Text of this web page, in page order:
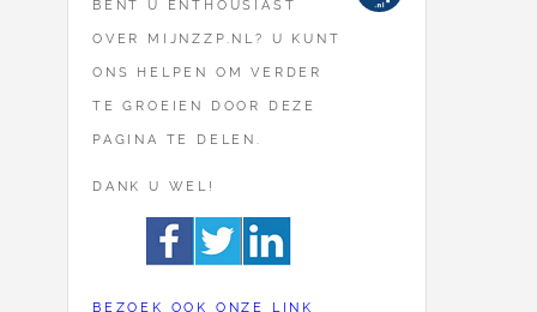
BENT U ENTHOUSIAST
OVER MIJNZZP.NL? U KUNT
ONS HELPEN OM VERDER
TE GROEIEN DOOR DEZE
PAGINA TE DELEN.
DANK U WEL!
BEZOEK OOK ONZE LINK